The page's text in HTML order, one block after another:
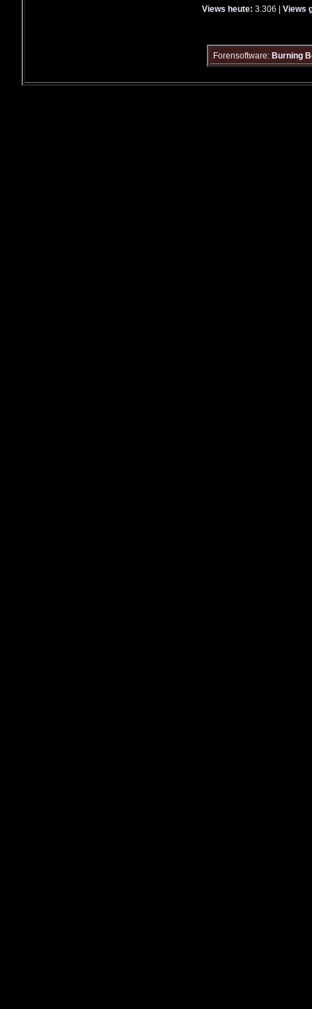
Views heute: 3.306 | Views
Forensoftware: Burning